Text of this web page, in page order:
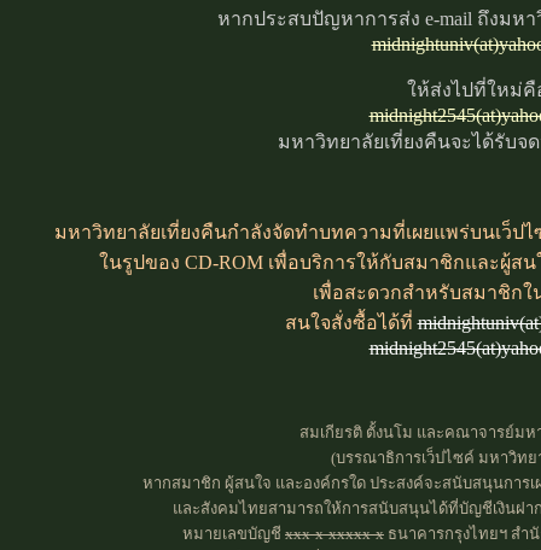
หากประสบปัญหาการส่ง e-mail ถึงมห
ให้ส่งไปที่ใหม่คื
มหาวิทยาลัยเที่ยงคืนจะได้รับจ
มหาวิทยาลัยเที่ยงคืนกำลังจัดทำบทความที่เผยแพร่บนเว็ปไ
ในรูปของ CD-ROM เพื่อบริการให้กับสมาชิกและผู้ส
เพื่อสะดวกสำหรับสมาชิก
สนใจสั่งซื้อได้ที่
สมเกียรติ ตั้งนโม และคณาจารย์มห
(บรรณาธิการเว็ปไซค์ มหาวิทย
หากสมาชิก ผู้สนใจ และองค์กรใด ประสงค์จะสนับสนุนการ
และสังคมไทยสามารถให้การสนับสนุนได้ที่บัญชีเงินฝา
หมายเลขบัญชี xxx-x-xxxxx-x ธนาคารกรุงไทยฯ สำ